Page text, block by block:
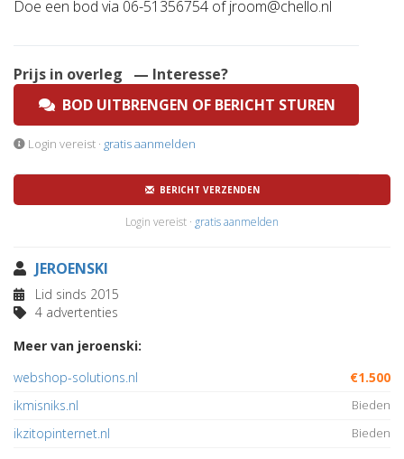
Doe een bod via 06-51356754 ofjroom@chello.nl
Prijs in overleg
— Interesse?
BOD UITBRENGEN OF BERICHT STUREN
Login vereist · gratis aanmelden
BERICHT VERZENDEN
Login vereist · gratis aanmelden
JEROENSKI
Lid sinds 2015
4 advertenties
Meer van jeroenski:
webshop-solutions.nl
€1.500
ikmisniks.nl
Bieden
ikzitopinternet.nl Bieden